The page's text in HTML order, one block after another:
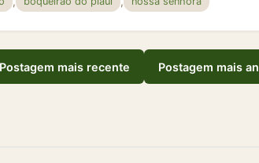
Postagem mais recente Postagem mais